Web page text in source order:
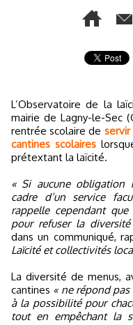
L’Observatoire de la laïcité a épinglé, jeudi 23 octobre, la
mairie de Lagny-le-Sec
rentrée scolaire de
cantines scolaires
prétextant la laïcité.
« Si aucune obligation
cadre d’un service
rappelle cependant
pour refuser la
dans un communiqué,
Laïcité et collectivités
La diversité de menus,
cantines « ne répond
à la possibilité pour
tout en empêchant la